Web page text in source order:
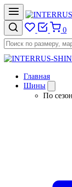
0
Главная
Шины
По